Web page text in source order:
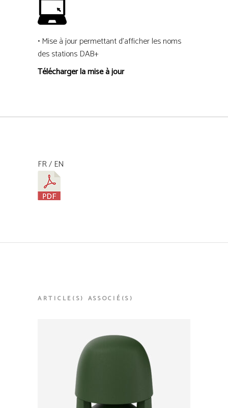
• Mise à jour permettant d’afficher les noms
des stations DAB+
Télécharger la mise à jour
FR / EN
ARTICLE(S) ASSOCIÉ(S)